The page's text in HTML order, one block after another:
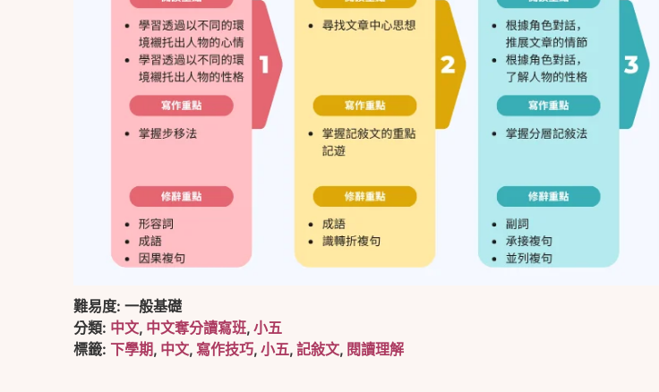
難易度: 一般基礎
分類: 中文, 中文奪分讀寫班, 小五
標籤: 下學期, 中文, 寫作技巧, 小五, 記敍文, 閱讀理解